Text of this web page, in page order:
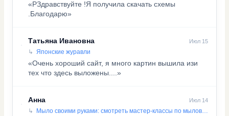
«PЗдравствуйте !Я получила скачать схемы
.Благодарю»
Татьяна Ивановна Июл 15
Японские журавли
«Очень хороший сайт, я много картин вышила изи
тех что здесь выложены....»
Анна Июл 14
Мыло своими руками: смотреть мастер-классы по мыловарению